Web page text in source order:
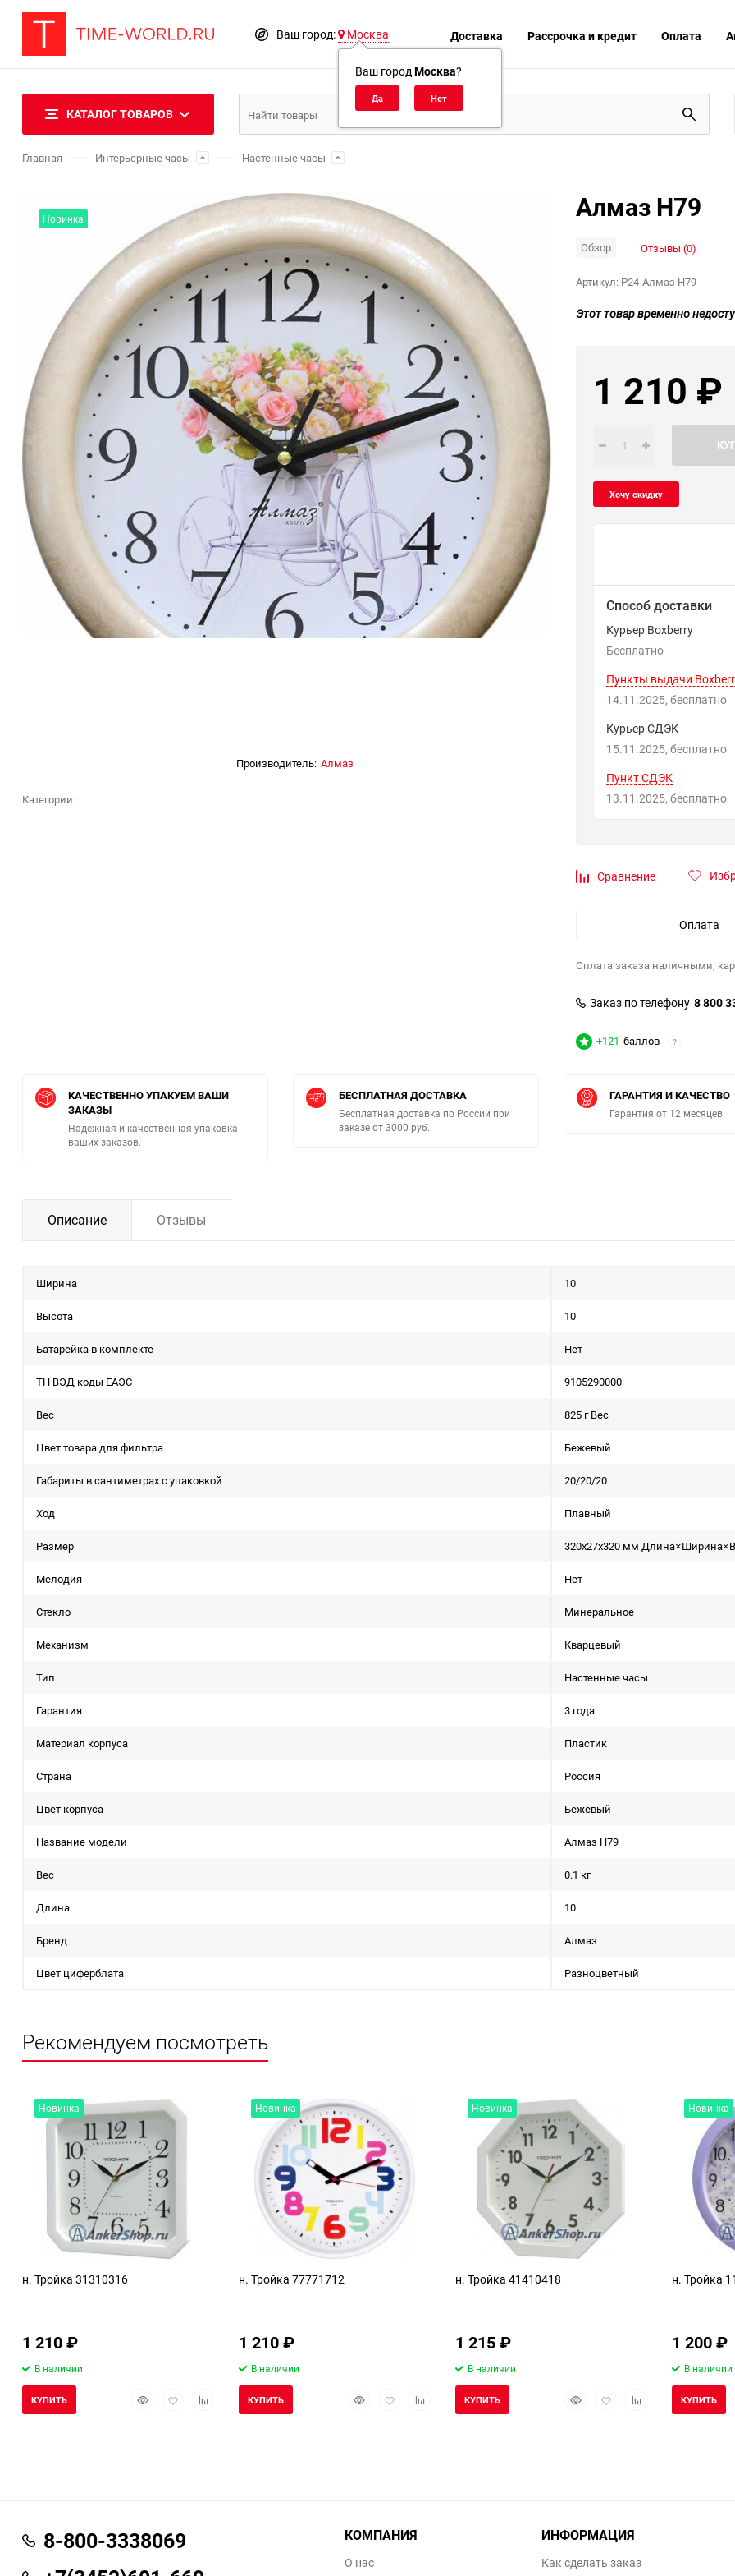
Ваш город: Москва
Ваш город Москва?
Доставка Рассрочка и кредит Оплата
КАТАЛОГ ТОВАРОВ
Главная Интерьерные часы Настенные часы
Новинка
Производитель: Алмаз
Категории:
Алмаз Н79
Обзор Отзывы (0)
Артикул: P24-Алмаз Н79
Этот товар временно
1 210 ₽
Способ доставки
Курьер Boxberry
Бесплатно
Пункты выдачи
14.11.2025
Бесплатно
Курьер СДЭК
15.11.2025
Бесплатно
Пункт СДЭК
13.11.2025
Бесплатно
Сравнение
Оплата
Оплата заказа наличными,
Заказ по телефону 8 800
+121 баллов ?
КАЧЕСТВЕННО УПАКУЕМ ВАШИ
ЗАКАЗЫ
Надежная и качественная упаковка
ваших заказов.
БЕСПЛАТНАЯ ДОСТАВКА
Бесплатная доставка по России при
заказе от 3000 руб.
ГАРАНТИЯ И КАЧЕСТВО
Гарантия от 12 месяцев.
Описание Отзывы
Ширина 10
Высота 10
Батарейка в комплекте Нет
ТН ВЭД коды ЕАЭС 9105290000
Вес 825 г Вес
Цвет товара для фильтра Бежевый
Габариты в сантиметрах с упаковкой 20/20/20
Ход Плавный
Размер 320x27x320 мм
Мелодия Нет
Стекло Минеральное
Механизм Кварцевый
Тип Настенные часы
Гарантия 3 года
Материал корпуса Пластик
Страна Россия
Цвет корпуса Бежевый
Название модели Алмаз Н79
Вес 0.1 кг
Длина 10
Бренд Алмаз
Цвет циферблата Разноцветный
Рекомендуем посмотреть
Новинка
н. Тройка 31310316
1 210₽
В наличии
БыстрыйДобавитьДобавить
КУПИТЬ
Новинка
н. Тройка 77771712
1 210₽
В наличии
БыстрыйДобавитьДобавить
КУПИТЬ
Новинка
н. Тройка 41410418
1 215₽
В наличии
БыстрыйДобавитьДобавить
КУПИТЬ
Новинка
н. Тройка
1 200₽
В наличии
КУПИТЬ
8-800-3338069
КОМПАНИЯ
О нас
ИНФОРМАЦИЯ
Как сделать заказ